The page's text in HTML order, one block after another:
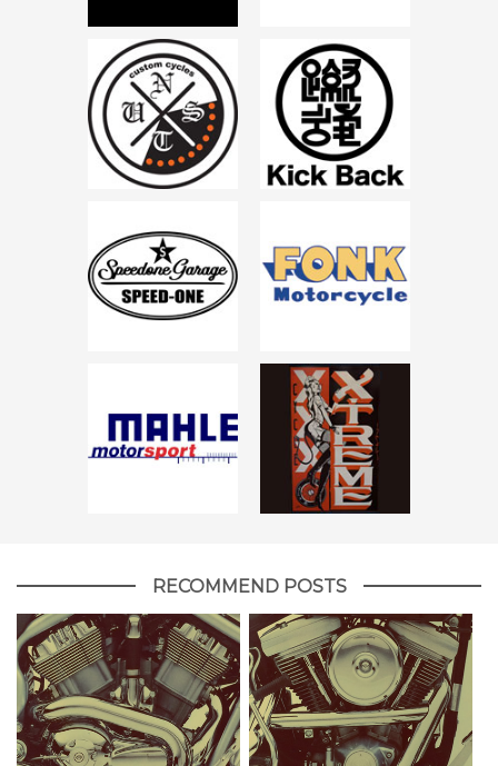
RECOMMEND POSTS